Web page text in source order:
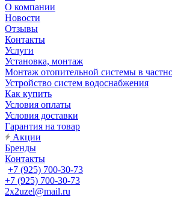
О компании
Новости
Отзывы
Контакты
Услуги
Установка, монтаж
Монтаж отопительной системы в
Устройство систем водоснабжения
Как купить
Условия оплаты
Условия доставки
Гарантия на товар
Акции
Бренды
Контакты
+7 (925) 700-30-73
+7 (925) 700-30-73
2x2uzel@mail.ru